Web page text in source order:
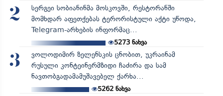
2
სერგეი სობიანინმა მოსკოვში, რესტორანში
მომხდარ აფეთქებას ტერორისტული აქტი უწოდა,
Telegram-არხების ინფორმაც...
5273ნახვა
3
ვოლოდიმირ ზელენსკის ცნობით, უკრაინამ
რუსული კონტეინერმზიდი ჩაძირა და სამ
ნავთობგადამამუშავებელ ქარხა...
5262ნახვა